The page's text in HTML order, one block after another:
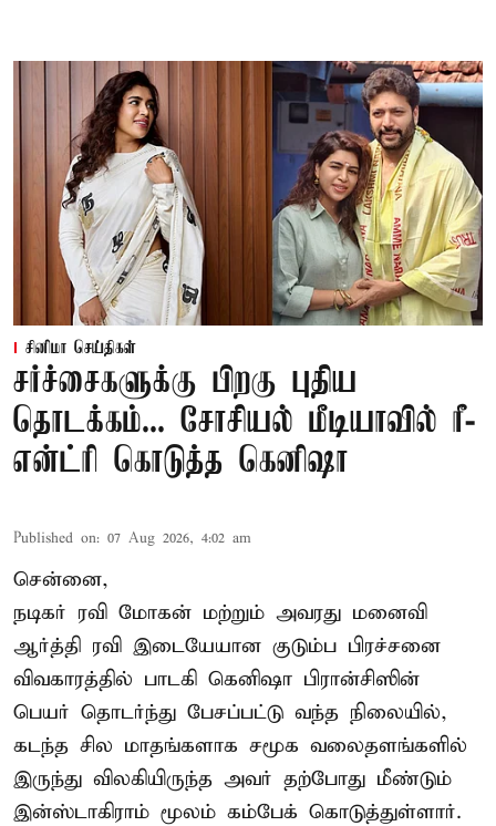
சினிமா செய்திகள்
சர்ச்சைகளுக்கு பிறகு புதிய
தொடக்கம்... சோசியல் மீடியாவில் ரீ-
என்ட்ரி கொடுத்த கெனிஷா
Published on: 07 Aug 2026, 4:02 am
சென்னை,
நடிகர் ரவி மோகன் மற்றும் அவரது மனைவி
ஆர்த்தி ரவி இடையேயான குடும்ப பிரச்சனை
விவகாரத்தில் பாடகி கெனிஷா பிரான்சிஸின்
பெயர் தொடர்ந்து பேசப்பட்டு வந்த நிலையில்,
கடந்த சில மாதங்களாக சமூக வலைதளங்களில்
இருந்து விலகியிருந்த அவர் தற்போது மீண்டும்
இன்ஸ்டாகிராம் மூலம் கம்பேக் கொடுத்துள்ளார்.